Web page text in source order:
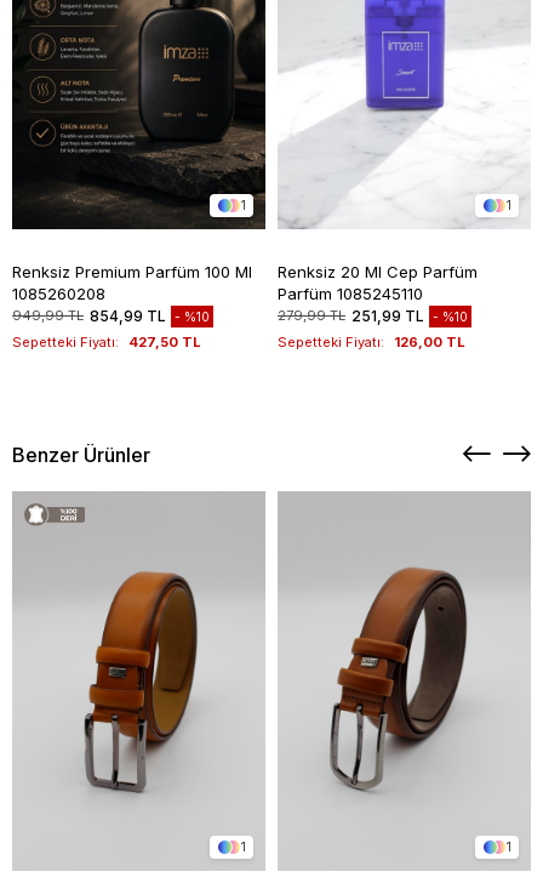
1
Renksiz Premium Parfüm 100 Ml
1085260208
949,99 TL 854,99 TL %10
Sepetteki Fiyatı: 427,50 TL
1
Renksiz 20 Ml Cep Parfüm
Parfüm 1085245110
279,99 TL 251,99 TL %10
Sepetteki Fiyatı: 126,00 TL
Benzer Ürünler
1 1